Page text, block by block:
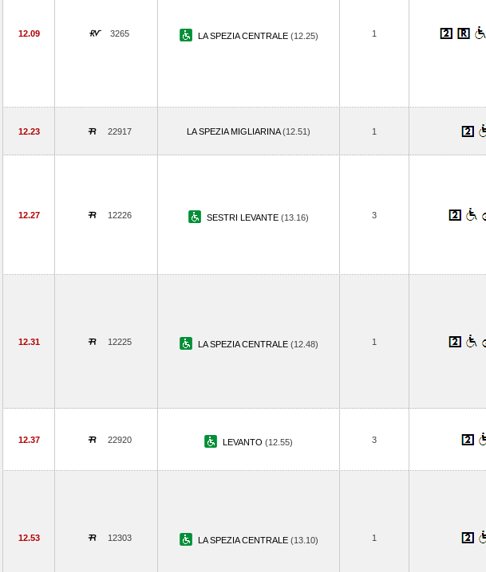
12.09 3265 LA SPEZIA CENTRALE (12.25) 1
12.23 22917 LA SPEZIA MIGLIARINA(12.51) 1
12.27 12226 SESTRI LEVANTE (13.16) 3
12.31 12225 LA SPEZIA CENTRALE (12.48) 1
12.37 22920 LEVANTO (12.55) 3
12.53 12303 LA SPEZIA CENTRALE (13.10) 1